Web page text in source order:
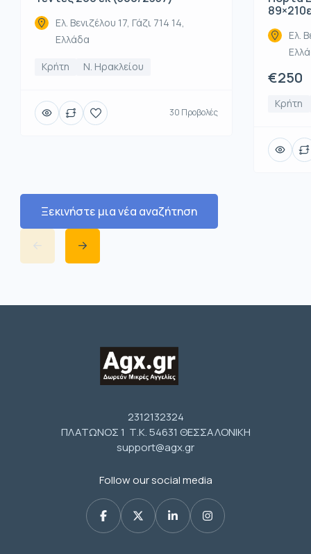
Ελ. Βενιζέλου 17, Γάζι 714 14,
Ελλάδα
Κρήτη Ν. Ηρακλείου
30 Προβολές
Ελ.
€250
Κρήτη
Ξεκινήστε μια νέα αναζήτηση
2312132324
ΠΛΑΤΩΝΟΣ 1 Τ.Κ. 54631 ΘΕΣΣΑΛΟΝΙΚΗ
support@agx.gr
Follow our social media